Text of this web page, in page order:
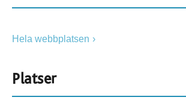
Hela webbplatsen
Platser